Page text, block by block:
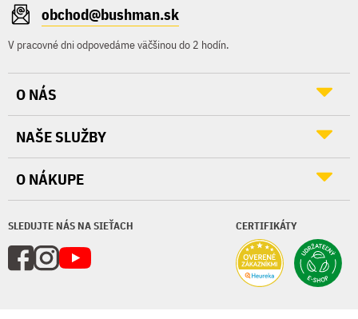
obchod@bushman.sk
V pracovné dni odpovedáme väčšinou do 2 hodín.
SLEDUJTE NÁS NA SIEŤACH CERTIFIKÁTY
O NÁS
NAŠE SLUŽBY
O NÁKUPE